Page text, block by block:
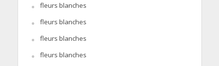
fleurs blanches
fleurs blanches
fleurs blanches
fleurs blanches